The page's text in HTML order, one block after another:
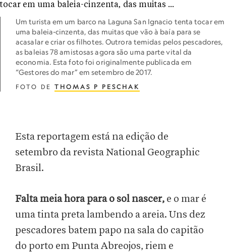
Um turista em um barco na Laguna San Ignacio tenta tocar em
uma baleia-cinzenta, das muitas que vão à baía para se
acasalar e criar os filhotes. Outrora temidas pelos pescadores,
as baleias 78 amistosas agora são uma parte vital da
economia. Esta foto foi originalmente publicada em
“Gestores do mar” em setembro de 2017.
FOTO DE THOMAS P PESCHAK
Esta reportagem está na edição de
setembro da revista National Geographic
Brasil.
Falta meia hora para o sol nascer, e o mar é
uma tinta preta lambendo a areia. Uns dez
pescadores batem papo na sala do capitão
do porto em Punta Abreojos, riem e